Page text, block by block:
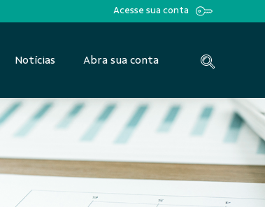
Acesse sua conta
Notícias Abra sua conta